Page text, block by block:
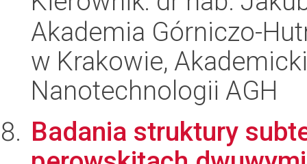
Akademia Górniczo-
w Krakowie,
Nanotechnologii AGH
Badania struktury